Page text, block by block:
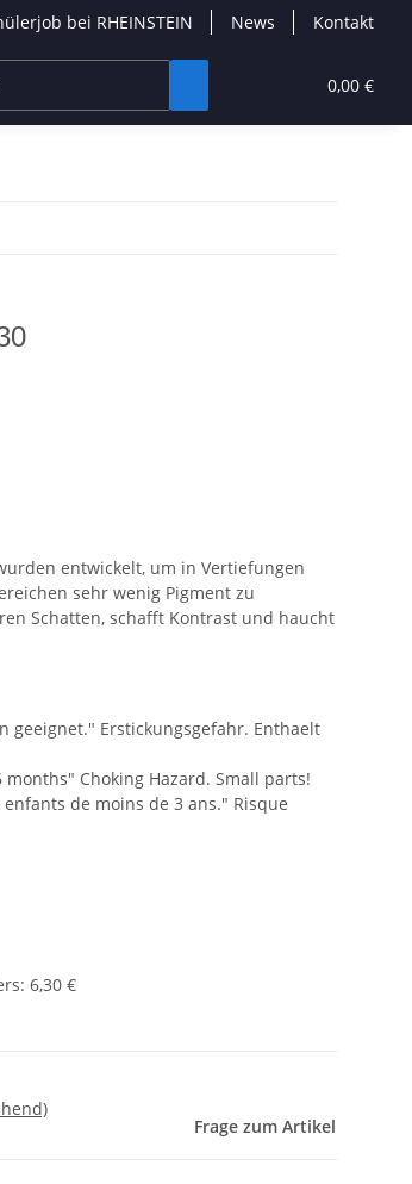
bei RHEINSTEIN News Kontakt
0,00 €
entwickelt, um in Vertiefungen
sehr wenig Pigment zu
Schatten, schafft Kontrast und haucht
geeignet." Erstickungsgefahr. Enthaelt
Choking Hazard. Small parts!
de moins de 3 ans." Risque
: 6,30 €
Frage zum Artikel